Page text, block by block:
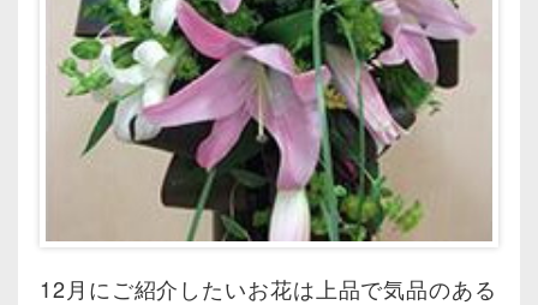
12月にご紹介したいお花は上品で気品のある